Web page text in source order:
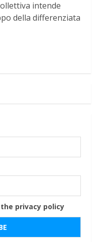
intende
della differenziata
privacy policy